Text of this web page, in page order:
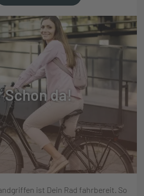
Schon da!
ist Dein Rad fahrbereit. So